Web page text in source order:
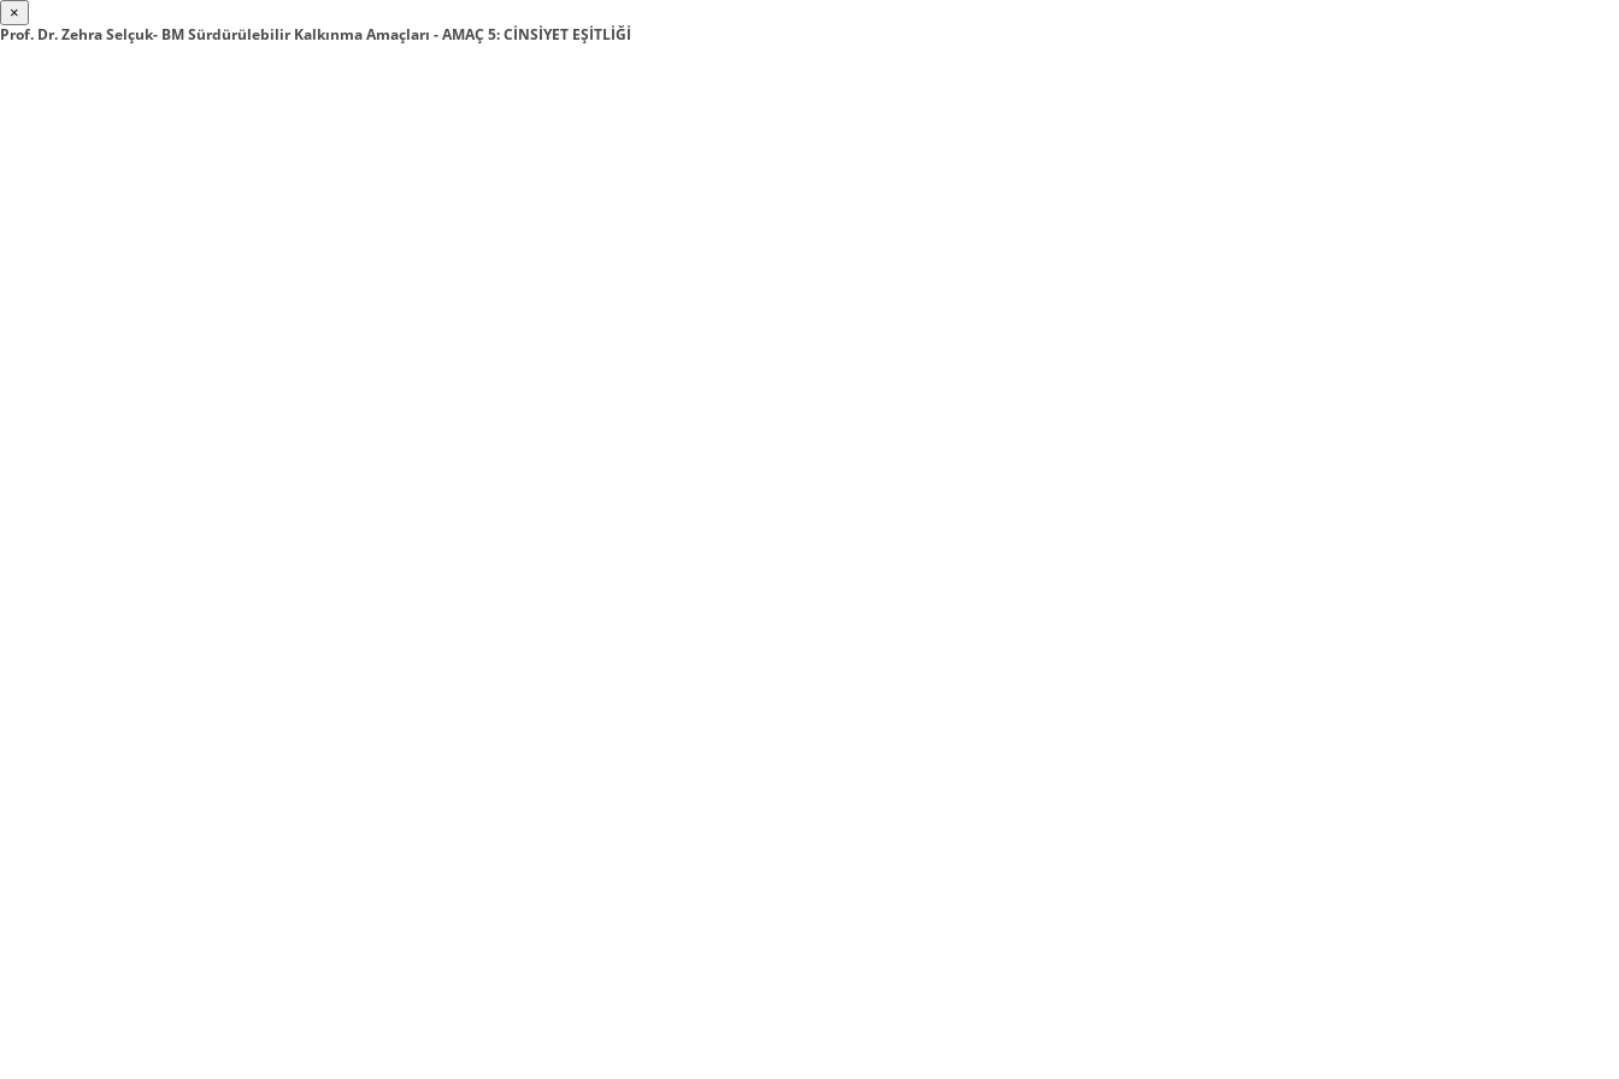
×
Prof. Dr. Zehra Selçuk- BM Sürdürülebilir Kalkınma Amaçları - AMAÇ 5: CİNSİYET EŞİTLİĞİ